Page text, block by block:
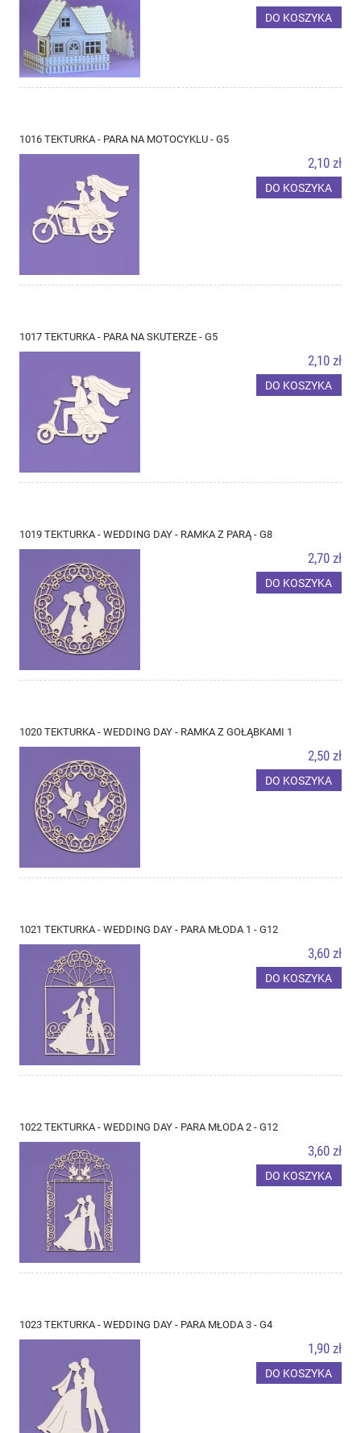
DO KOSZYKA
1016 TEKTURKA - PARA NA MOTOCYKLU - G5
2,10 zł
DO KOSZYKA
1017 TEKTURKA - PARA NA SKUTERZE - G5
2,10 zł
DO KOSZYKA
1019 TEKTURKA - WEDDING DAY - RAMKA Z PARĄ - G8
2,70 zł
DO KOSZYKA
1020 TEKTURKA - WEDDING DAY - RAMKA Z GOŁĄBKAMI 1
2,50 zł
DO KOSZYKA
1021 TEKTURKA - WEDDING DAY - PARA MŁODA 1 - G12
3,60 zł
DO KOSZYKA
1022 TEKTURKA - WEDDING DAY - PARA MŁODA 2 - G12
3,60 zł
DO KOSZYKA
1023 TEKTURKA - WEDDING DAY - PARA MŁODA 3 - G4
1,90 zł
DO KOSZYKA